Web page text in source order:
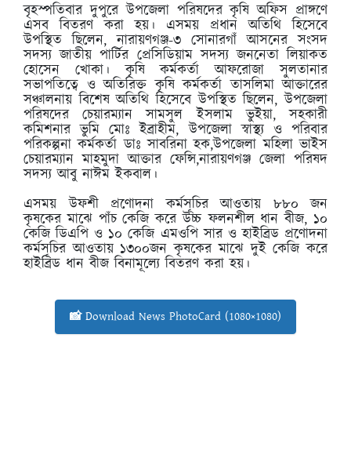
বৃহস্পতিবার দুপুরে উপজেলা পরিষদের কৃষি অফিস প্রাঙ্গণে
এসব বিতরণ করা হয়। এসময় প্রধান অতিথি হিসেবে
উপস্থিত ছিলেন, নারায়ণগঞ্জ-৩ সোনারগাঁ আসনের সংসদ
সদস্য জাতীয় পার্টির প্রেসিডিয়াম সদস্য জননেতা লিয়াকত
হোসেন খোকা। কৃষি কর্মকর্তা আফরোজা সুলতানার
সভাপতিত্বে ও অতিরিক্ত কৃষি কর্মকর্তা তাসলিমা আক্তারের
সঞ্চালনায় বিশেষ অতিথি হিসেবে উপস্থিত ছিলেন, উপজেলা
পরিষদের চেয়ারম্যান সামসুল ইসলাম ভুইয়া, সহকারী
কমিশনার ভুমি মোঃ ইব্রাহীম, উপজেলা স্বাস্থ্য ও পরিবার
পরিকল্পনা কর্মকর্তা ডাঃ সাবরিনা হক,উপজেলা মহিলা ভাইস
চেয়ারম্যান মাহমুদা আক্তার ফেন্সি,নারায়ণগঞ্জ জেলা পরিষদ
সদস্য আবু নাঈম ইকবাল।
এসময় উফশী প্রণোদনা কর্মসূচির আওতায় ৮৮০ জন
কৃষকের মাঝে পাঁচ কেজি করে উচ্চ ফলনশীল ধান বীজ, ১০
কেজি ডিএপি ও ১০ কেজি এমওপি সার ও হাইব্রিড প্রণোদনা
কর্মসূচির আওতায় ১৩০০জন কৃষকের মাঝে দুই কেজি করে
হাইব্রিড ধান বীজ বিনামূল্যে বিতরণ করা হয়।
📸 Download News PhotoCard (1080×1080)